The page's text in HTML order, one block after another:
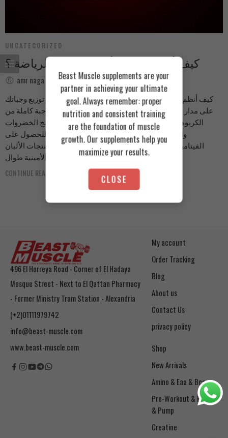
UNCATEGORIZED
كيف أنظم وجباتي أثناء ممارسة الرياضة ؟
amr naga
December 21, 2023
كيف أنظم وجباتي أثناء ممارسة الرياضة ؟ أهم شيء هو توزيع وجباتك
على مدار اليوم وجبة ما بعد التمرين، من الأفضل تناول وجبة كاملة من
الكربوهيدرات والبروتين والدهون الصحية للتعافي دمج الخضروات
والفواكه في وجباتك، خاصة قبل وبعد التمرين، للحصول على
الفيتامينات والطاقة اللازمة وجبة ليلية تحتوي على منتجات الألبان
لتزويد الجسم بالأحماض الأمينية طوال […]
CONTINUE READING ➞
496 El Horreya Road - Corner of El Hadaya
Mosque Street - Next to El Qattan Pharmacy
- Former Ministry Tram Station - Alexandria
(+2)01111979742
info@beast-muscle.com
www.beast-muscle.com
My account
Order Tracking
Blog
About us
Contact Us
privacy policy
Shop
New Arrivals
Amino & Eaa & Bcaa
& Pump
Creatine
Beast Muscle supplements are your
partner in achieving your ultimate
goal. Always remember: proper
nutrition and consistent training
are the foundation of muscle
growth. Our supplements help you
maximize your results.
CLOSE